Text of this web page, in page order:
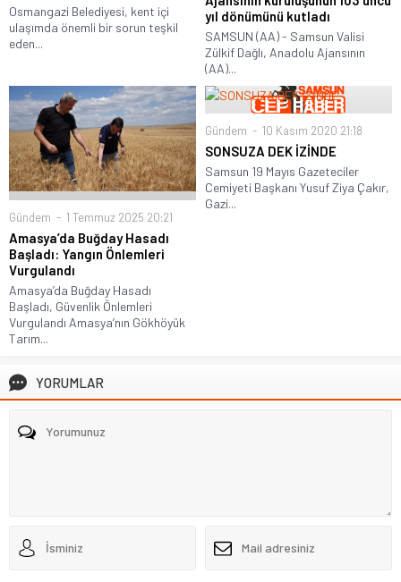
Osmangazi Belediyesi, kent içi
ulaşımda önemli bir sorun teşkil
eden...
yıl dönümünü kutladı
SAMSUN (AA) - Samsun Valisi
Zülkif Dağlı, Anadolu Ajansının
(AA)...
Gündem 1 Temmuz 2025 20:21
Amasya’da Buğday Hasadı
Başladı: Yangın Önlemleri
Vurgulandı
Amasya’da Buğday Hasadı
Başladı, Güvenlik Önlemleri
Vurgulandı Amasya’nın Gökhöyük
Tarım...
Gündem 10 Kasım 2020 21:18
SONSUZA DEK İZİNDE
Samsun 19 Mayıs Gazeteciler
Cemiyeti Başkanı Yusuf Ziya Çakır,
Gazi...
YORUMLAR